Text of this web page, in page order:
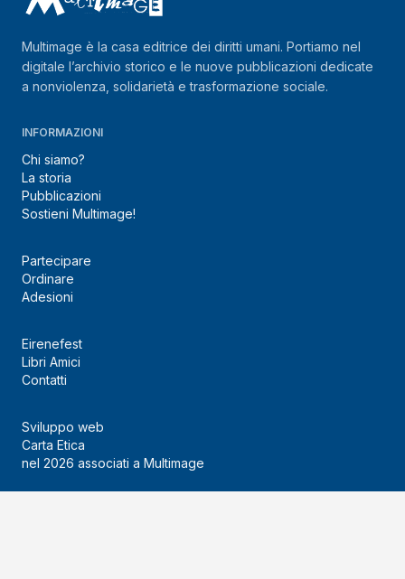
Multimage è la casa editrice dei diritti umani. Portiamo nel
digitale l’archivio storico e le nuove pubblicazioni dedicate
a nonviolenza, solidarietà e trasformazione sociale.
INFORMAZIONI
Chi siamo?
La storia
Pubblicazioni
Sostieni Multimage!
Partecipare
Ordinare
Adesioni
Eirenefest
Libri Amici
Contatti
Sviluppo web
Carta Etica
nel 2026 associati a Multimage